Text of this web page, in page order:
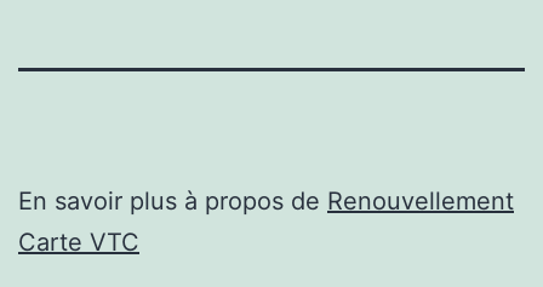
En savoir plus à propos de Renouvellement
Carte VTC